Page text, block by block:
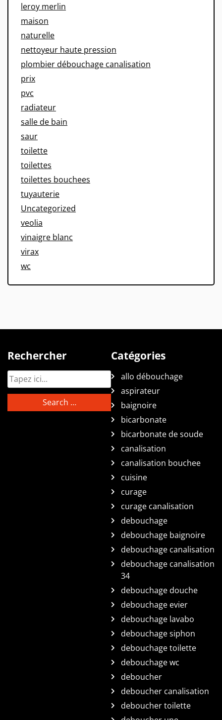
leroy merlin
maison
naturelle
nettoyeur haute pression
plombier débouchage canalisation
prix
pvc
radiateur
salle de bain
saur
toilette
toilettes
toilettes bouchees
tuyauterie
Uncategorized
veolia
vinaigre blanc
virax
wc
Rechercher Catégories
allo débouchage
aspirateur
baignoire
bicarbonate
bicarbonate de soude
canalisation
canalisation bouchee
cuisine
curage
curage canalisation
debouchage
debouchage baignoire
debouchage canalisation
debouchage canalisation
34
debouchage douche
debouchage evier
debouchage lavabo
debouchage siphon
debouchage toilette
debouchage wc
deboucher
deboucher canalisation
deboucher toilette